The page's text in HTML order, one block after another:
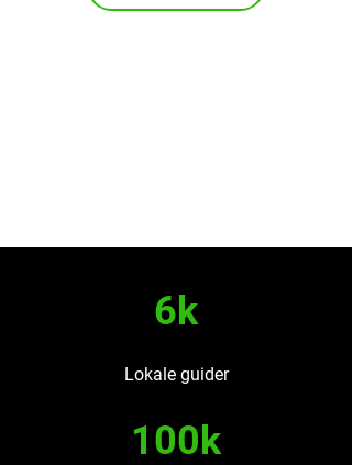
6k
Lokale guider
100k